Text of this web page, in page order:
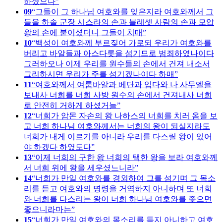
09 그들이 그 하나님 여호와를 잊은지라 여호와께서 그
들을 하솔 군장 시스라의 손과 블레셋 사람의 손과 모압
왕의 손에 붙이셨더니 그들이 치매
10 백성이 여호와께 부르짖어 가로되 우리가 여호와를
버리고 바알들과 아스다롯을 섬기므로 범죄하였나이다
그러하오나 이제 우리를 원수들의 손에서 건져 내소서
그리하시면 우리가 주를 섬기겠나이다 하매
11 여호와께서 여룹바알과 베단과 입다와 나 사무엘을
보내사 너희를 너희 사방 원수의 손에서 건져내사 너희
로 안전히 거하게 하셨거늘
12 너희가 암몬 자손의 왕 나하스의 너희를 치러 옴을 보
고 너희 하나님 여호와께서는 너희의 왕이 되실지라도
너희가 내게 이르기를 아니라 우리를 다스릴 왕이 있어
야 하겠다 하였도다
13 이제 너희의 구한 왕 너희의 택한 왕을 보라 여호와께
서 너희 위에 왕을 세우셨느니라
14 너희가 만일 여호와를 경외하여 그를 섬기며 그 목소
리를 듣고 여호와의 명령을 거역하지 아니하며 또 너희
와 너희를 다스리는 왕이 너희 하나님 여호와를 좇으면
좋으니라마는
15 너희가 만일 여호와의 목소리를 듣지 아니하고 여호